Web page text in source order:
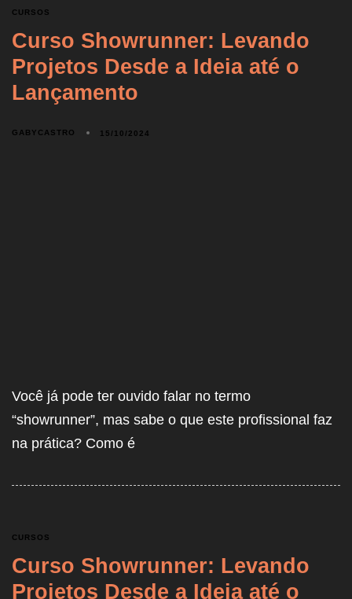
CURSOS
Curso Showrunner: Levando
Projetos Desde a Ideia até o
Lançamento
GABYCASTRO 15/10/2024
Você já pode ter ouvido falar no termo
“showrunner”, mas sabe o que este profissional faz
na prática? Como é
CURSOS
Curso Showrunner: Levando
Projetos Desde a Ideia até o